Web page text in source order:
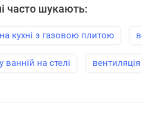
часто шукають:
кухні з газовою плитою
ванній на стелі вентиляція